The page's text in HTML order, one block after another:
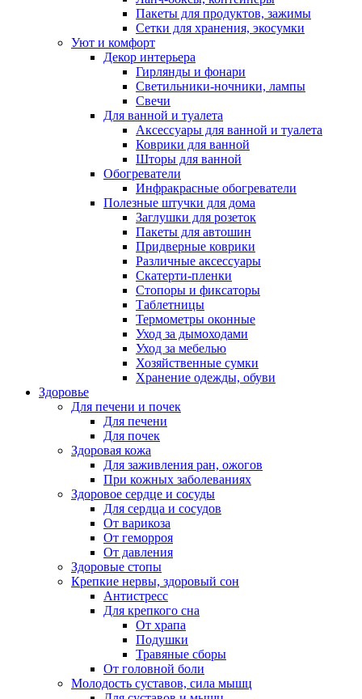
Пакеты для продуктов, зажимы
Сетки для хранения, экосумки
Уют и комфорт
Декор интерьера
Гирлянды и фонари
Светильники-ночники, лампы
Свечи
Для ванной и туалета
Аксессуары для ванной и туалета
Коврики для ванной
Шторы для ванной
Обогреватели
Инфракрасные обогреватели
Полезные штучки для дома
Заглушки для розеток
Пакеты для автошин
Придверные коврики
Различные аксессуары
Скатерти-пленки
Стопоры и фиксаторы
Таблетницы
Термометры оконные
Уход за дымоходами
Уход за мебелью
Хозяйственные сумки
Хранение одежды, обуви
Здоровье
Для печени и почек
Для печени
Для почек
Здоровая кожа
Для заживления ран, ожогов
При кожных заболеваниях
Здоровое сердце и сосуды
Для сердца и сосудов
От варикоза
От геморроя
От давления
Здоровые стопы
Крепкие нервы, здоровый сон
Антистресс
Для крепкого сна
От храпа
Подушки
Травяные сборы
От головной боли
Молодость суставов, сила мышц